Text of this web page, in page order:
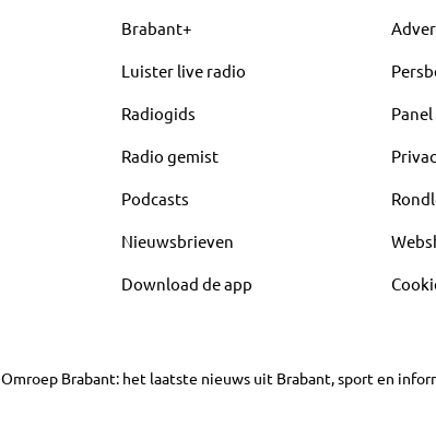
Brabant+
Luister live radio
Radiogids
Radio gemist
Podcasts
Nieuwsbrieven
Download de app
Panel
Omroep Brabant: het laatste nieuws uit Brabant, sport en